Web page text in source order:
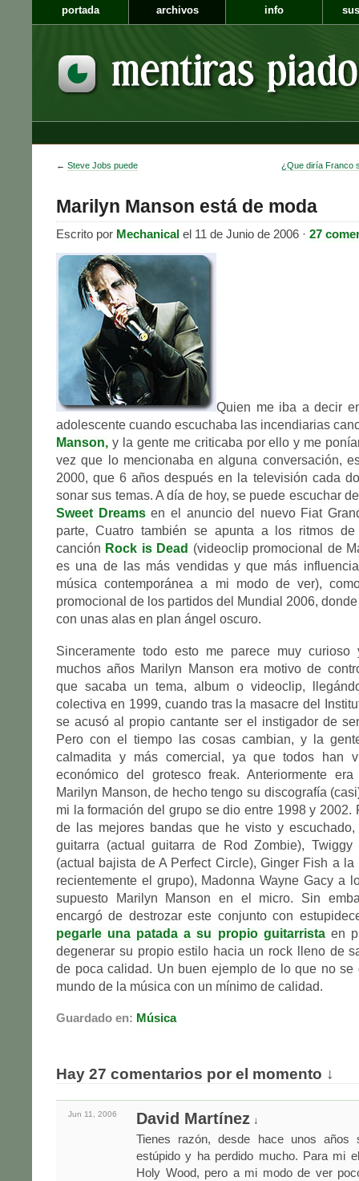
portada archivos info
← Steve Jobs puede ¿Que diría Franco
Marilyn Manson está de moda
Escrito por Mechanical el 11 de Junio de 2006 · 27
Quien me iba a decir
adolescente cuando escuchaba las incendiarias
Manson, y la gente me criticaba por ello y me
vez que lo mencionaba en alguna conversación,
2000, que 6 años después en la televisión cada
sonar sus temas. A día de hoy, se puede escuchar
Sweet Dreamsen el anuncio del nuevo Fiat
parte, Cuatro también se apunta a los ritmos
canción Rock is Dead (videoclip promocional de
es una de las más vendidas y que más
música contemporánea a mi modo de ver),
promocional de los partidos del Mundial 2006,
con unas alas en plan ángel oscuro.
Sinceramente todo esto me parece muy
muchos años Marilyn Manson era motivo de
que sacaba un tema, album o videoclip,
colectiva en 1999, cuando tras la masacre del
se acusó al propio cantante ser el instigador de
Pero con el tiempo las cosas cambian, y la
calmadita y más comercial, ya que todos han
económico del grotesco freak. Anteriormente
Marilyn Manson, de hecho tengo su discografía
mi la formación del grupo se dio entre 1998 y 2002.
de las mejores bandas que he visto y
guitarra (actual guitarra de Rod Zombie),
(actual bajista de A Perfect Circle), Ginger Fish a
recientemente el grupo), Madonna Wayne Gacy a
supuesto Marilyn Manson en el micro. Sin
encargó de destrozar este conjunto con
pegarle una patada a su propio guitarristaen
degenerar su propio estilo hacia un rock lleno de
de poca calidad. Un buen ejemplo de lo que no se
mundo de la música con un mínimo de calidad.
Guardado en: Música
Hay 27 comentarios por el momento ↓
Jun 11, 2006 David Martínez ↓
Tienes razón, desde hace unos años
estúpido y ha perdido mucho. Para mi
Holy Wood, pero a mi modo de ver